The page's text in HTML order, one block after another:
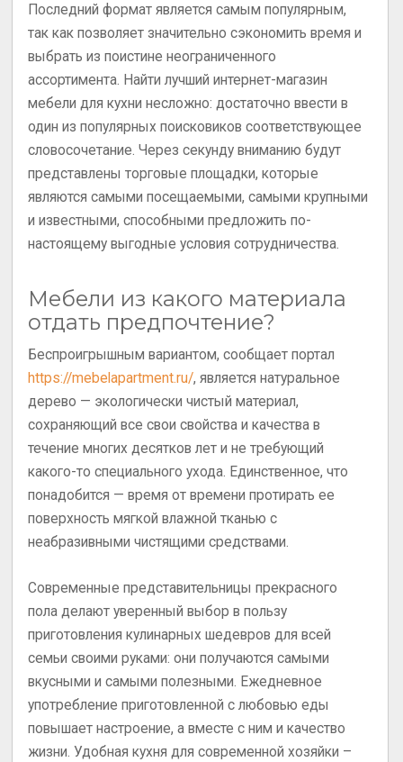
Последний формат является самым популярным,
так как позволяет значительно сэкономить время и
выбрать из поистине неограниченного
ассортимента. Найти лучший интернет-магазин
мебели для кухни несложно: достаточно ввести в
один из популярных поисковиков соответствующее
словосочетание. Через секунду вниманию будут
представлены торговые площадки, которые
являются самыми посещаемыми, самыми крупными
и известными, способными предложить по-
настоящему выгодные условия сотрудничества.
Мебели из какого материала
отдать предпочтение?
Беспроигрышным вариантом, сообщает портал
https://mebelapartment.ru/, является натуральное
дерево — экологически чистый материал,
сохраняющий все свои свойства и качества в
течение многих десятков лет и не требующий
какого-то специального ухода. Единственное, что
понадобится — время от времени протирать ее
поверхность мягкой влажной тканью с
неабразивными чистящими средствами.
Современные представительницы прекрасного
пола делают уверенный выбор в пользу
приготовления кулинарных шедевров для всей
семьи своими руками: они получаются самыми
вкусными и самыми полезными. Ежедневное
употребление приготовленной с любовью еды
повышает настроение, а вместе с ним и качество
жизни. Удобная кухня для современной хозяйки –